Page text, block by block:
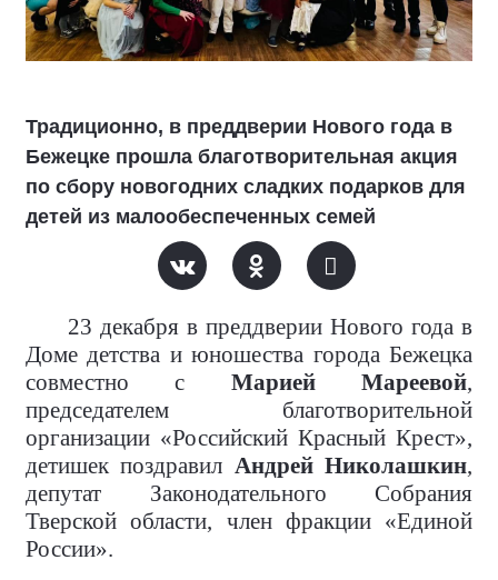
Традиционно, в преддверии Нового года в
Бежецке прошла благотворительная акция
по сбору новогодних сладких подарков для
детей из малообеспеченных семей
23 декабря в преддверии Нового года в
Доме детства и юношества города Бежецка
совместно с Марией Мареевой,
председателем благотворительной
организации «Российский Красный Крест»,
детишек поздравил Андрей Николашкин,
депутат Законодательного Собрания
Тверской области, член фракции «Единой
России».